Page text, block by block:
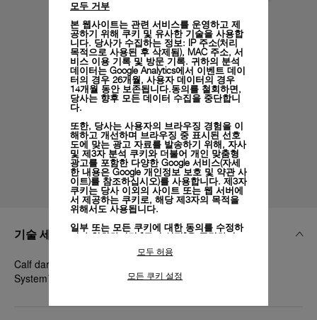
기술 세부 정보
Calf dark brown, XL, 22/20, BA, PAM Click Release
System™
모두 거부
본 웹사이트는 관련 서비스를 운영하고 제
공하기 위해 쿠키 및 유사한 기술을 사용합
니다. 당사가 수집하는 정보: IP 주소(처리
목적으로 사용된 후 삭제됨), MAC 주소, 서
비스 이용 기록 및 방문 기록. 귀하의 분석
데이터는 Google Analytics에서 이벤트 데이
터의 경우 26개월, 사용자 데이터의 경우
14개월 동안 보존됩니다.동의를 철회하면,
당사는 향후 모든 데이터 수집을 중단합니
다.
또한, 당사는 사용자의 브라우징 경험을 이
해하고 개선하며 브라우징 중 표시된 선호
도에 맞는 광고 자료를 발송하기 위해, 자사
및 제3자 분석 쿠키와 더불어 개인 맞춤형
광고를 포함한 다양한 Google 서비스(자세
한 내용은 Google 개인정보 보호 및 약관 사
이트)를 참조하십시오)를 사용합니다. 제3자
쿠키는 당사 이외의 사이트 또는 웹 서버에
서 제공하는 쿠키로, 해당 제3자의 목적을
위해서도 사용됩니다.
일부 또는 모든 쿠키에 대한 동의를 수정하
거나 철회하려면 "쿠키 설정"을 클릭하거
수집하는 정보" 섹션을 참조하여 자세히 알
모든 쿠키의 사용에 동의하시려면 "모두 허
모두 허용
모든 쿠키 설정